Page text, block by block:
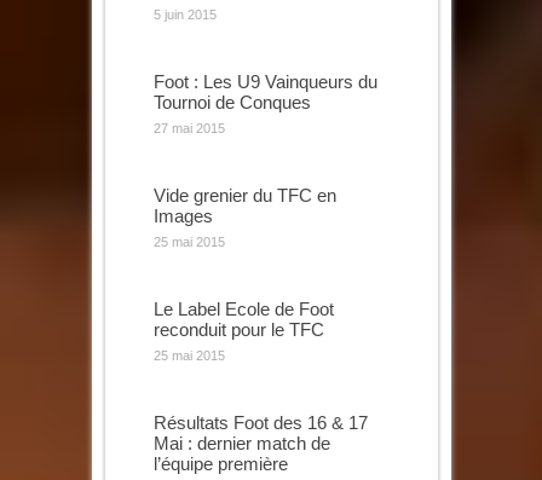
5 juin 2015
Foot : Les U9 Vainqueurs du
Tournoi de Conques
27 mai 2015
Vide grenier du TFC en
Images
25 mai 2015
Le Label Ecole de Foot
reconduit pour le TFC
25 mai 2015
Résultats Foot des 16 & 17
Mai : dernier match de
l’équipe première